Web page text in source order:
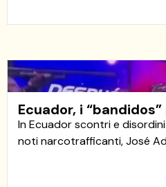
Ecuador, i
In Ecuador scontri e
noti narcotrafficanti, José